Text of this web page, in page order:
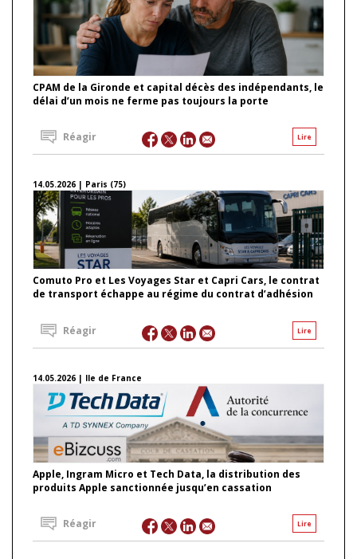
CPAM de la Gironde et capital décès des indépendants, le
délai d’un mois ne ferme pas toujours la porte
Lire
Réagir
14.05.2026 | Paris (75)
Comuto Pro et Les Voyages Star et Capri Cars, le contrat
de transport échappe au régime du contrat d’adhésion
Lire
Réagir
14.05.2026 | Ile de France
Apple, Ingram Micro et Tech Data, la distribution des
produits Apple sanctionnée jusqu’en cassation
Lire
Réagir